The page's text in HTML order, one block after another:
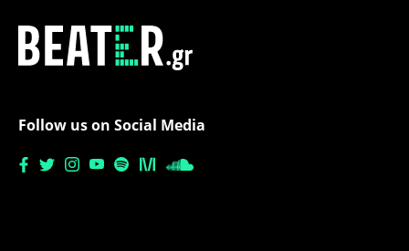
Follow us on Social Media